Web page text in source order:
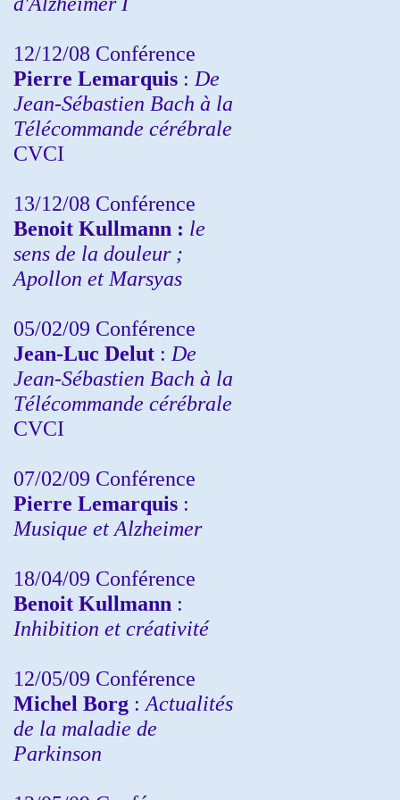
12/12/08 Conférence
Pierre Lemarquis : De
Jean-Sébastien Bach à la
Télécommande cérébrale
CVCI
13/12/08 Conférence
Benoit Kullmann : le
sens de la douleur ;
Apollon et Marsyas
05/02/09 Conférence
Jean-Luc Delut : De
Jean-Sébastien Bach à la
Télécommande cérébrale
CVCI
07/02/09 Conférence
Pierre Lemarquis :
Musique et Alzheimer
18/04/09 Conférence
Benoit Kullmann :
Inhibition et créativité
12/05/09 Conférence
Michel Borg : Actualités
de la maladie de
Parkinson